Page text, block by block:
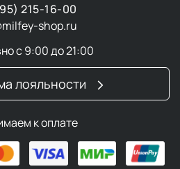
215-16-00
shop.ru
с 9:00 до 21:00
лояльности
к оплате